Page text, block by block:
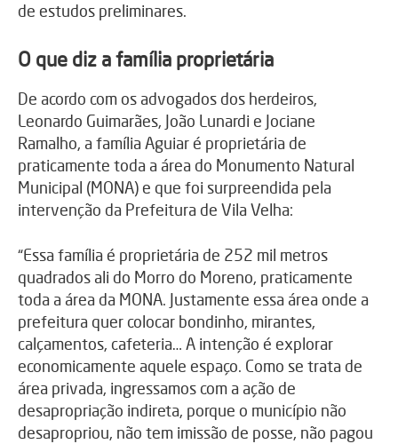
de estudos preliminares.
O que diz a família proprietária
De acordo com os advogados dos herdeiros,
Leonardo Guimarães, João Lunardi e Jociane
Ramalho, a família Aguiar é proprietária de
praticamente toda a área do Monumento Natural
Municipal (MONA) e que foi surpreendida pela
intervenção da Prefeitura de Vila Velha:
“Essa família é proprietária de 252 mil metros
quadrados ali do Morro do Moreno, praticamente
toda a área da MONA. Justamente essa área onde a
prefeitura quer colocar bondinho, mirantes,
calçamentos, cafeteria… A intenção é explorar
economicamente aquele espaço. Como se trata de
área privada, ingressamos com a ação de
desapropriação indireta, porque o município não
desapropriou, não tem imissão de posse, não pagou